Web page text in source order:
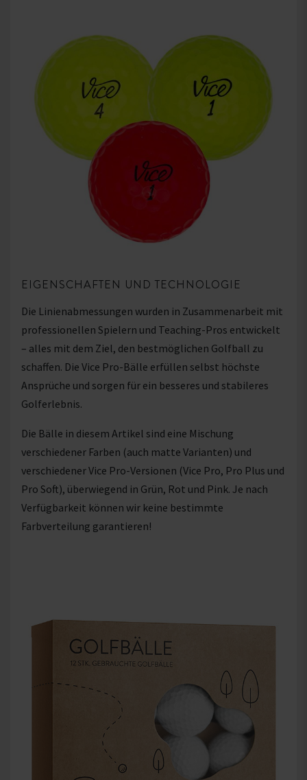
EIGENSCHAFTEN UND TECHNOLOGIE
Die Linienabmessungen wurden in Zusammenarbeit mit
professionellen Spielern und Teaching-Pros entwickelt
– alles mit dem Ziel, den bestmöglichen Golfball zu
schaffen. Die Vice Pro-Bälle erfüllen selbst höchste
Ansprüche und sorgen für ein besseres und stabileres
Golferlebnis.
Die Bälle in diesem Artikel sind eine Mischung
verschiedener Farben (auch matte Varianten) und
verschiedener Vice Pro-Versionen (Vice Pro, Pro Plus und
Pro Soft), überwiegend in Grün, Rot und Pink. Je nach
Verfügbarkeit können wir keine bestimmte
Farbverteilung garantieren!